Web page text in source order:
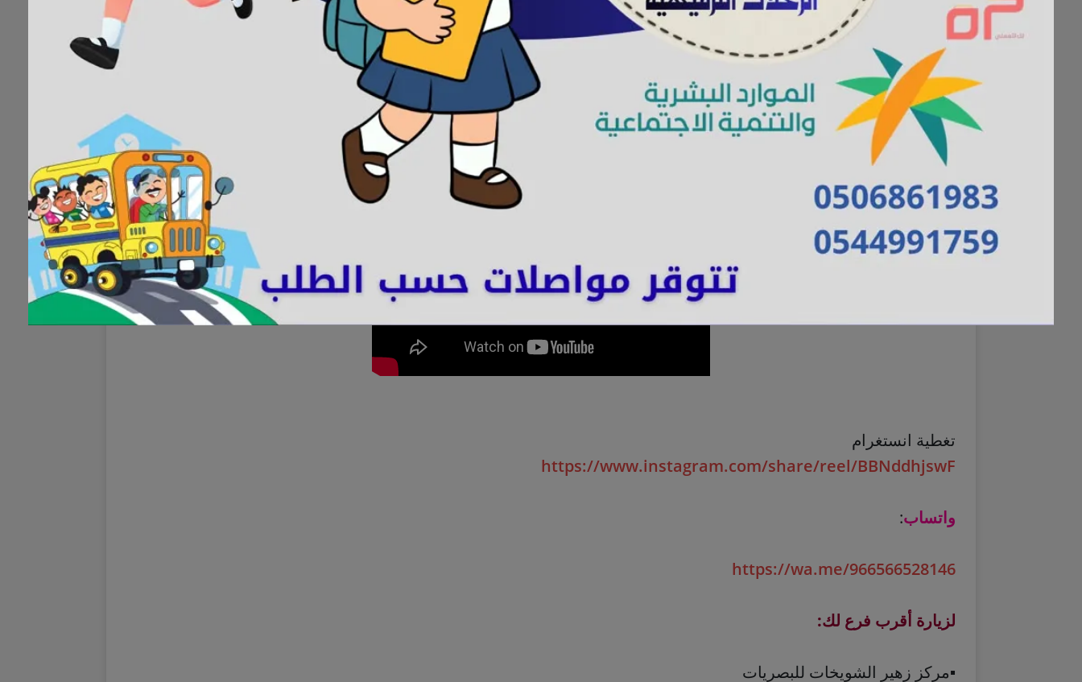
اغتنموا عروض المهرجان الكبير في Z.V.C
👈 تطبق الشروط والأحكام
شاهد العروض والتغطية المصورة
تغطية انستغرام
https://www.instagram.com/share/reel/BBNddhjswF
واتساب:
https://wa.me/966566528146
لزيارة أقرب فرع لك:
▪️مركز زهير الشويخات للبصريات